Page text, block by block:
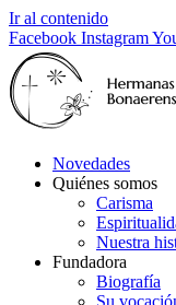
Ir al contenido
Facebook Instagram
Novedades
Quiénes somos
Carisma
Nuestra
Fundadora
Biografía
Su